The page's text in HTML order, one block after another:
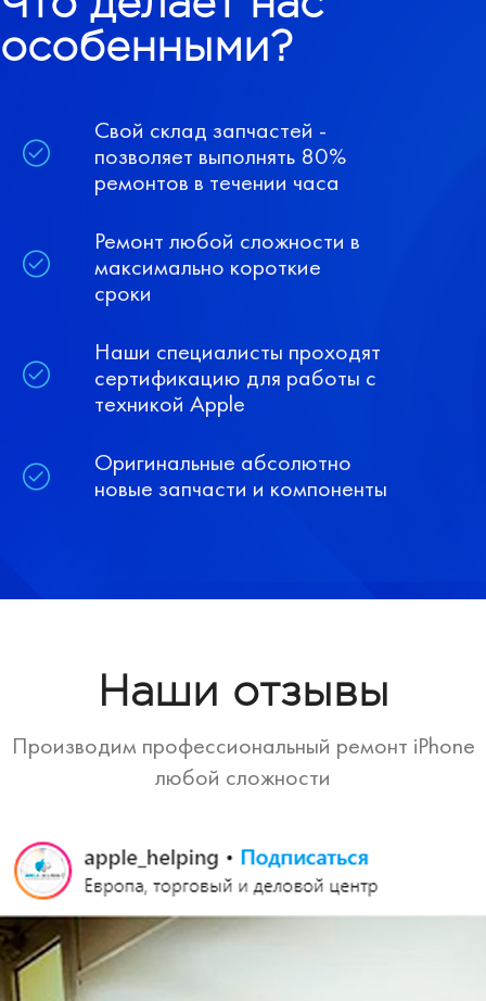
особенными?
Свой склад запчастей -
позволяет выполнять 80%
ремонтов в течении часа
Ремонт любой сложности в
максимально короткие
сроки
Наши специалисты проходят
сертификацию для работы с
техникой Apple
Оригинальные абсолютно
новые запчасти и компоненты
Наши отзывы
Производим профессиональный ремонт iPhone
любой сложности